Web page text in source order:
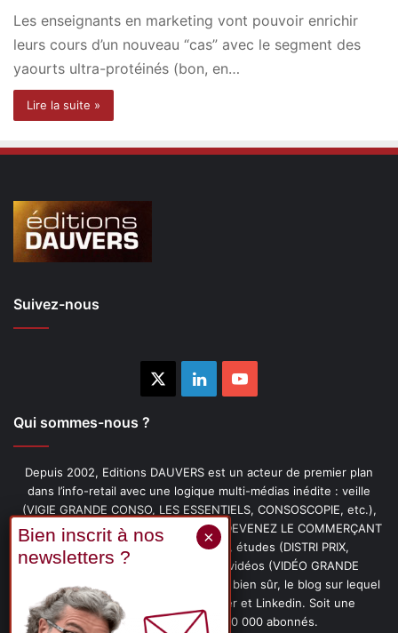
Les enseignants en marketing vont pouvoir enrichir
leurs cours d’un nouveau “cas” avec le segment des
yaourts ultra-protéinés (bon, en…
Lire la suite »
Suivez-nous
LinkedinYouTube
Qui sommes-nous ?
Depuis 2002, Editions DAUVERS est un acteur de premier plan
dans l’info-retail avec une logique multi-médias inédite : veille
(VIGIE GRANDE CONSO, LES ESSENTIELS, CONSOSCOPIE, etc.),
livres (PENSER-CLIENT, IMAGE-PRIX, DEVENEZ LE COMMERÇANT
PRÉFÉRÉ DE VOS CLIENTS, etc.), études (DISTRI PRIX,
PROMOFLASH, DRIVE INSIGHTS), vidéos (VIDÉO GRANDE
CONSO), podcasts (CAFÉ CONSO) et, bien sûr, le blog sur lequel
vous êtes, ainsi que les fils Twitter et Linkedin. Soit une
communauté de plus de 150 000 abonnés.